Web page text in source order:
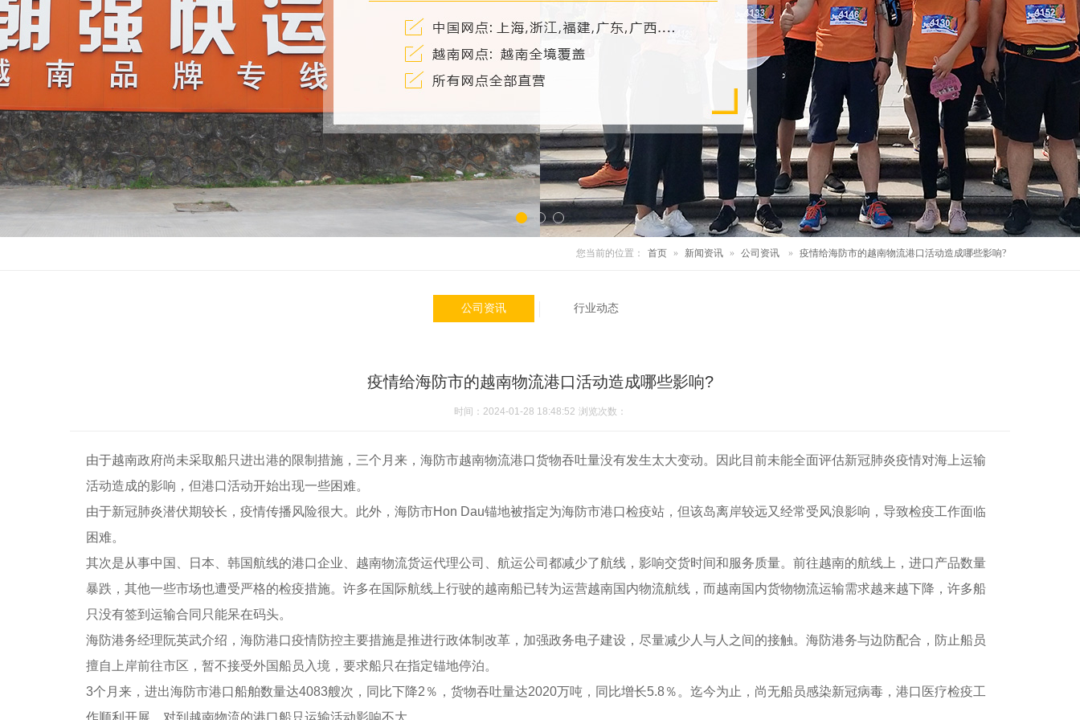
您当前的位置： 首页 » 新闻资讯 » 公司资讯 » 疫情给海防市的越南物流港口活动造成哪些影响?
公司资讯 行业动态
疫情给海防市的越南物流港口活动造成哪些影响?
时间：2024-01-28 18:48:52 浏览次数：
由于越南政府尚未采取船只进出港的限制措施，三个月来，海防市越南物流港口货物吞吐量没有发生太大变动。因此目前未能全面评估新冠肺炎疫情对海上运输
活动造成的影响，但港口活动开始出现一些困难。
由于新冠肺炎潜伏期较长，疫情传播风险很大。此外，海防市Hon Dau锚地被指定为海防市港口检疫站，但该岛离岸较远又经常受风浪影响，导致检疫工作面临
困难。
其次是从事中国、日本、韩国航线的港口企业、越南物流货运代理公司、航运公司都减少了航线，影响交货时间和服务质量。前往越南的航线上，进口产品数量
暴跌，其他一些市场也遭受严格的检疫措施。许多在国际航线上行驶的越南船已转为运营越南国内物流航线，而越南国内货物物流运输需求越来越下降，许多船
只没有签到运输合同只能呆在码头。
海防港务经理阮英武介绍，海防港口疫情防控主要措施是推进行政体制改革，加强政务电子建设，尽量减少人与人之间的接触。海防港务与边防配合，防止船员
擅自上岸前往市区，暂不接受外国船员入境，要求船只在指定锚地停泊。
3个月来，进出海防市港口船舶数量达4083艘次，同比下降2％，货物吞吐量达2020万吨，同比增长5.8％。迄今为止，尚无船员感染新冠病毒，港口医疗检疫工
作顺利开展，对到越南物流的港口船只运输活动影响不大。